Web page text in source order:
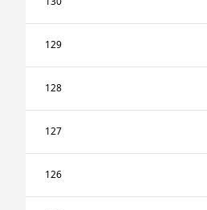
129
128
127
126